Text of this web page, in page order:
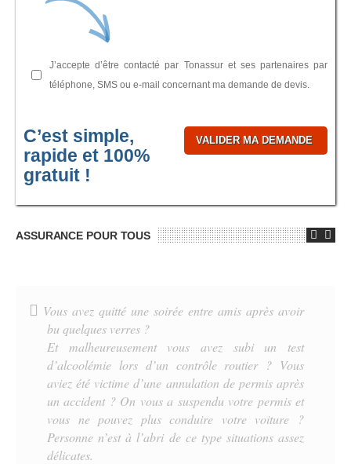
J’accepte d’être contacté par Tonassur et ses partenaires par
téléphone, SMS ou e-mail concernant ma demande de devis.
C’est simple,
rapide et 100%
gratuit !
ASSURANCE POUR TOUS
Vous avez quitté une soirée entre amis après avoir
bu quelques verres ?
Et malheureusement vous avez subi un test
d’alcoolémie lors d’un contrôle routier ? Vous
aviez été victime d’une annulation de permis après
un accident ? On vous a suspendu votre permis et
vous ne pouvez plus conduire votre voiture ?
Personne n’est à l’abri de ce type situations assez
délicates.